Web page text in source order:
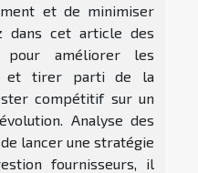
et de minimiser
dans cet article des
pour améliorer les
et tirer parti de la
compétitif sur un
Analyse des
lancer une stratégie
fournisseurs, il